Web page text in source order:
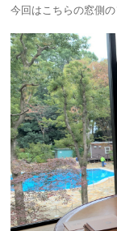
今回はこちらの窓側